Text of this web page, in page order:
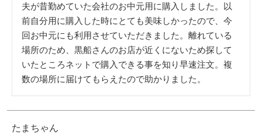
夫が昔勤めていた会社のお中元用に購入しました。以
前自分用に購入した時にとても美味しかったので、今
回お中元にも利用させていただきました。離れている
場所のため、黒船さんのお店が近くにないため探して
いたところネットで購入できる事を知り早速注文。複
数の場所に届けてもらえたので助かりました。
たまちゃん